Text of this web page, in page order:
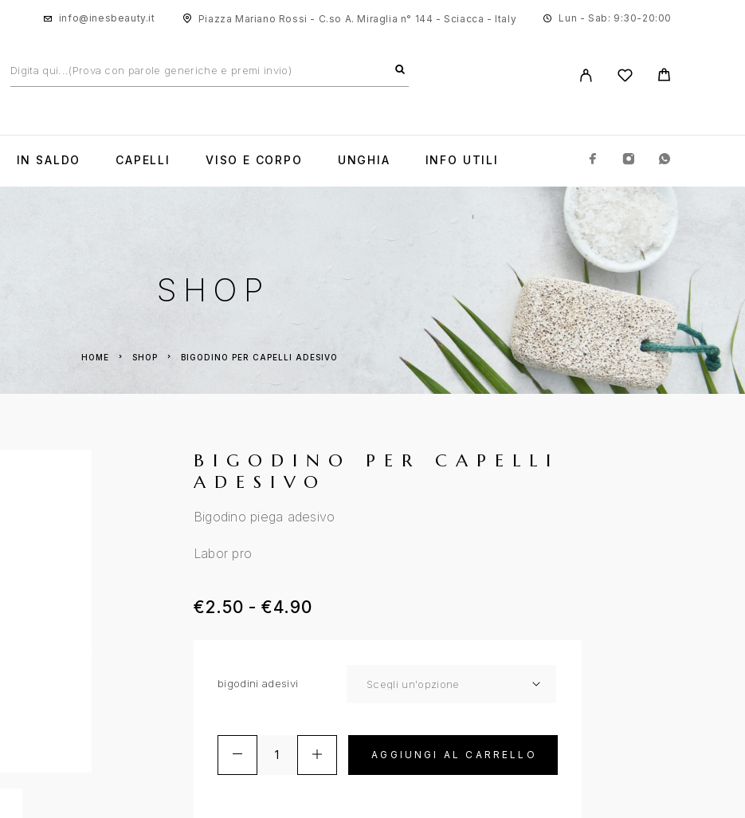
info@inesbeauty.it Piazza Mariano Rossi - C.so A. Miraglia n° 144 - Sciacca - Italy Lun - Sab: 9:30-20:00
IN SALDO CAPELLI VISO E CORPO UNGHIA INFO UTILI
SHOP
HOME SHOP BIGODINO PER CAPELLI ADESIVO
BIGODINO PER CAPELLI
ADESIVO
Bigodino piega adesivo
Labor pro
€2.50 - €4.90
bigodini adesivi
AGGIUNGI AL CARRELLO